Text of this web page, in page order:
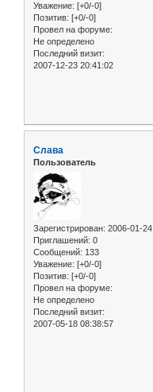
Уважение: [+0/-0]
Позитив: [+0/-0]
Провел на форуме:
Не определено
Последний визит:
2007-12-23 20:41:02
Слава
Пользователь
Зарегистрирован: 2006-01-24
Приглашений: 0
Сообщений: 133
Уважение: [+0/-0]
Позитив: [+0/-0]
Провел на форуме:
Не определено
Последний визит:
2007-05-18 08:38:57